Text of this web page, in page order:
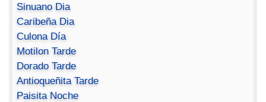
Sinuano Dia
Caribeña Dia
Culona Día
Motilon Tarde
Dorado Tarde
Antioqueñita Tarde
Paisita Noche